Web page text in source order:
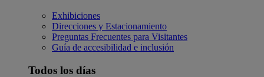
Exhibiciones
Direcciones y Estacionamiento
Preguntas Frecuentes para Visitantes
Guía de accesibilidad e inclusión
Todos los días